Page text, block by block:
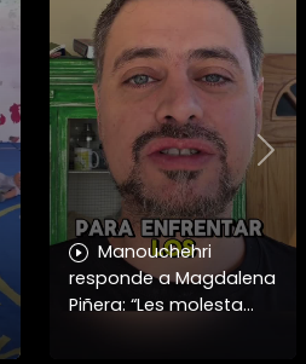
Manouchehri
responde a Magdalena
Piñera: “Les molesta